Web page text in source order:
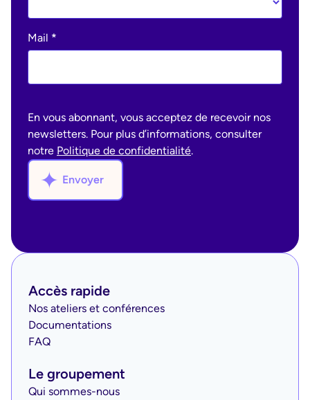
Mail *
En vous abonnant, vous acceptez de recevoir nos
newsletters. Pour plus d’informations, consulter
notre Politique de confidentialité.
Envoyer
Accès rapide
Nos ateliers et conférences
Documentations
FAQ
Le groupement
Qui sommes-nous